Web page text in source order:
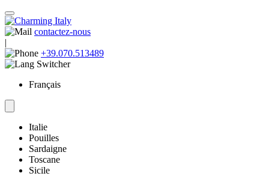
contactez-nous
|
+39.070.513489
Français
Italie
Pouilles
Sardaigne
Toscane
Sicile